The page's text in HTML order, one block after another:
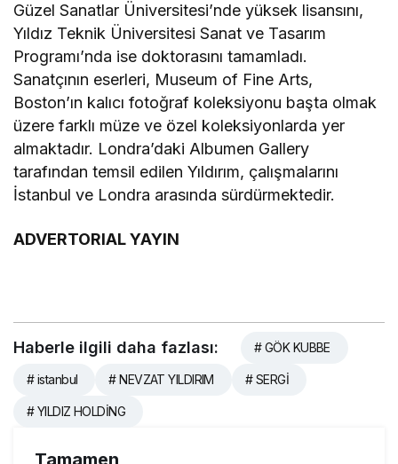
Güzel Sanatlar Üniversitesi’nde yüksek lisansını,
Yıldız Teknik Üniversitesi Sanat ve Tasarım
Programı’nda ise doktorasını tamamladı.
Sanatçının eserleri, Museum of Fine Arts,
Boston’ın kalıcı fotoğraf koleksiyonu başta olmak
üzere farklı müze ve özel koleksiyonlarda yer
almaktadır. Londra’daki Albumen Gallery
tarafından temsil edilen Yıldırım, çalışmalarını
İstanbul ve Londra arasında sürdürmektedir.
ADVERTORIAL YAYIN
Haberle ilgili daha fazlası: # GÖK KUBBE
# istanbul # NEVZAT YILDIRIM # SERGİ
# YILDIZ HOLDİNG